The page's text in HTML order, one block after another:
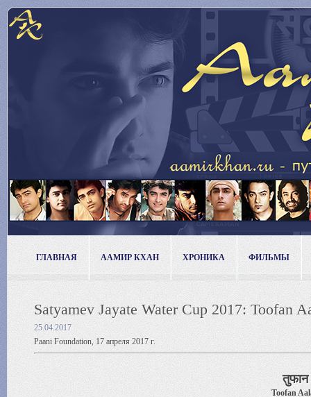
ГЛАВНАЯ ААМИР КХАН ХРОНИКА ФИЛЬМЫ
Satyamev Jayate Water Cup 2017: Toofan
25.04.2017
Paani Foundation, 17 апреля 2017 г.
तुफान
Toofan